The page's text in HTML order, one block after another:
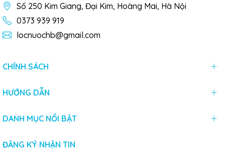
Số 250 Kim Giang, Đại Kim, Hoàng Mai, Hà Nội
0373 939 919
locnuochb@gmail.com
CHÍNH SÁCH
HƯỚNG DẪN
DANH MỤC NỔI BẬT
ĐĂNG KÝ NHẬN TIN